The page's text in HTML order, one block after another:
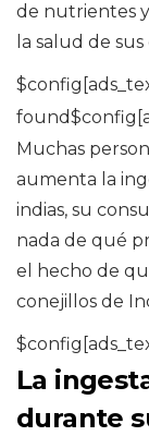
de nutrientes
la salud de
Muchas
aumenta la
indias, su
nada de qué
el hecho de
conejillos de
La
durante